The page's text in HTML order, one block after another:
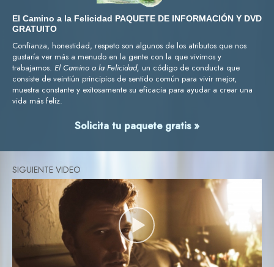
El Camino a la Felicidad PAQUETE DE INFORMACIÓN Y DVD
GRATUITO
Confianza, honestidad, respeto son algunos de los atributos que nos
gustaría ver más a menudo en la gente con la que vivimos y
trabajamos. El Camino a la Felicidad, un código de conducta que
consiste de veintiún principios de sentido común para vivir mejor,
muestra constante y exitosamente su eficacia para ayudar a crear una
vida más feliz.
Solicita tu paquete gratis »